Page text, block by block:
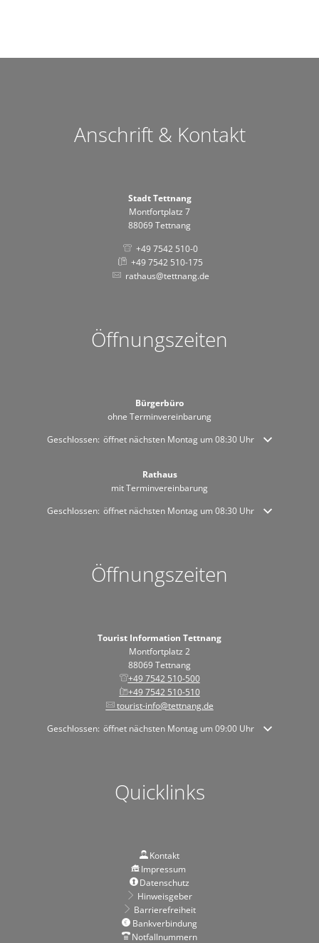
Anschrift & Kontakt
Stadt Tettnang
Montfortplatz 7
88069 Tettnang
+49 7542 510-0
+49 7542 510-175
rathaus@tettnang.de
Öffnungszeiten
Bürgerbüro
ohne Terminvereinbarung
Klicken, um weitere Öffnungs- oder Schließzeiten auszublenden
Geschlossen: öffnet nächsten Montag um 08:30 Uhr
Rathaus
mit Terminvereinbarung
Klicken, um weitere Öffnungs- oder Schließzeiten auszublenden
Geschlossen: öffnet nächsten Montag um 08:30 Uhr
Öffnungszeiten
Tourist Information Tettnang
Montfortplatz 2
88069 Tettnang
+49 7542 510-500
+49 7542 510-510
tourist-info@tettnang.de
Klicken, um weitere Öffnungs- oder Schließzeiten auszublenden
Geschlossen: öffnet nächsten Montag um 09:00 Uhr
Quicklinks
Kontakt
Impressum
Datenschutz
Hinweisgeber
Barrierefreiheit
Bankverbindung
Notfallnummern